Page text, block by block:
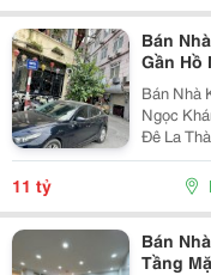
Bán
Gần Hồ
Bán Nhà
Ngọc
Đê La
Cạnh
Khu
11 tỷ
Bán
Tầng